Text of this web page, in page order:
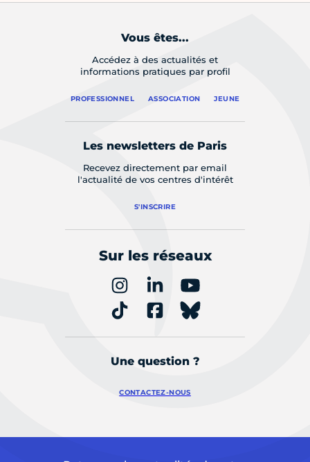
Vous êtes...
Accédez à des actualités et
informations pratiques par profil
PROFESSIONNEL ASSOCIATION JEUNE
Les newsletters de Paris
Recevez directement par email
l'actualité de vos centres d'intérêt
S'INSCRIRE
Sur les réseaux
Une question ?
CONTACTEZ-NOUS